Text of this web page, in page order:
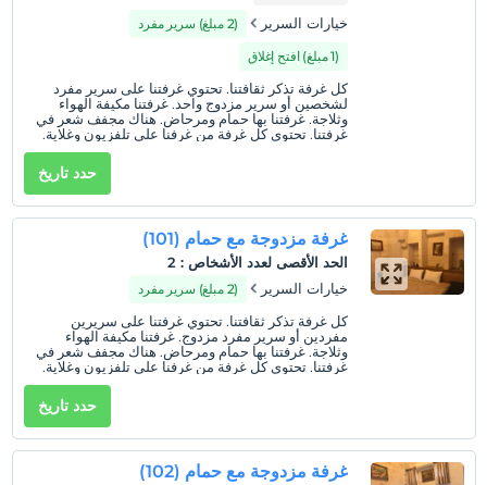
خيارات السرير
(2 مبلغ) سرير مفرد
(1 مبلغ) افتح إغلاق
كل غرفة تذكر ثقافتنا. تحتوي غرفتنا على سرير مفرد
لشخصين أو سرير مزدوج واحد. غرفتنا مكيفة الهواء
وثلاجة. غرفتنا بها حمام ومرحاض. هناك مجفف شعر في
غرفتنا. تحتوي كل غرفة من غرفنا على تلفزيون وغلاية.
حدد تاريخ
غرفة مزدوجة مع حمام (101)
الحد الأقصى لعدد الأشخاص :
2
خيارات السرير
(2 مبلغ) سرير مفرد
كل غرفة تذكر ثقافتنا. تحتوي غرفتنا على سريرين
مفردين أو سرير مفرد مزدوج. غرفتنا مكيفة الهواء
وثلاجة. غرفتنا بها حمام ومرحاض. هناك مجفف شعر في
غرفتنا. تحتوي كل غرفة من غرفنا على تلفزيون وغلاية.
حدد تاريخ
غرفة مزدوجة مع حمام (102)